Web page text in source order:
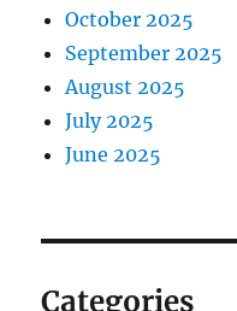
October 2025
September 2025
August 2025
July 2025
June 2025
Categories